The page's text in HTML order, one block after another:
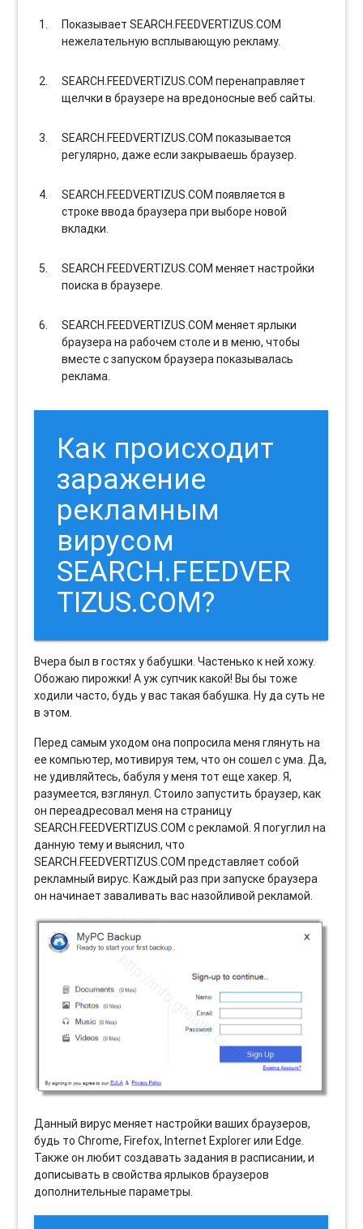
Показывает SEARCH.FEEDVERTIZUS.COM
нежелательную всплывающую рекламу.
SEARCH.FEEDVERTIZUS.COM перенаправляет
щелчки в браузере на вредоносные веб сайты.
SEARCH.FEEDVERTIZUS.COM показывается
регулярно, даже если закрываешь браузер.
SEARCH.FEEDVERTIZUS.COM появляется в
строке ввода браузера при выборе новой
вкладки.
SEARCH.FEEDVERTIZUS.COM меняет настройки
поиска в браузере.
SEARCH.FEEDVERTIZUS.COM меняет ярлыки
браузера на рабочем столе и в меню, чтобы
вместе с запуском браузера показывалась
реклама.
Как происходит
заражение
рекламным
вирусом
SEARCH.FEEDVER
TIZUS.COM?
Вчера был в гостях у бабушки. Частенько к ней хожу.
Обожаю пирожки! А уж супчик какой! Вы бы тоже
ходили часто, будь у вас такая бабушка. Ну да суть не
в этом.
Перед самым уходом она попросила меня глянуть на
ее компьютер, мотивируя тем, что он сошел с ума. Да,
не удивляйтесь, бабуля у меня тот еще хакер. Я,
разумеется, взглянул. Стоило запустить браузер, как
он переадресовал меня на страницу
SEARCH.FEEDVERTIZUS.COM с рекламой. Я погуглил на
данную тему и выяснил, что
SEARCH.FEEDVERTIZUS.COM представляет собой
рекламный вирус. Каждый раз при запуске браузера
он начинает заваливать вас назойливой рекламой.
Данный вирус меняет настройки ваших браузеров,
будь то Chrome, Firefox, Internet Explorer или Edge.
Также он любит создавать задания в расписании, и
дописывать в свойства ярлыков браузеров
дополнительные параметры.